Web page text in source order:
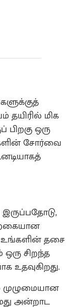
தயிரில் மிக
பிறகு ஒரு
சோர்வை
தசை
சிறந்த
உதவுகிறது.
முழுமையான
அன்றாட